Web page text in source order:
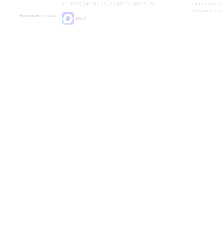
+7 (812) 240-01-00, +7 (812) 240-01-70
Напишите нам:
MAX
Перерыв с
Вопросы